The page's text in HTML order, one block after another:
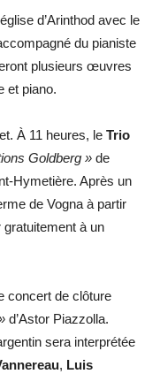
d’Arinthod avec le
du pianiste
plusieurs œuvres
et piano.
À 11 heures, le Trio
Goldberg » de
Hymetière. Après un
de Vogna à partir
à un
concert de clôture
d’Astor Piazzolla.
sera interprétée
, Luis